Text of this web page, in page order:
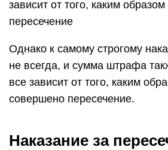
зависит от того, каким
пересечение
Однако к самому строгому
не всегда, и сумма штрафа
все зависит от того, каким
совершено пересечение.
Наказание за